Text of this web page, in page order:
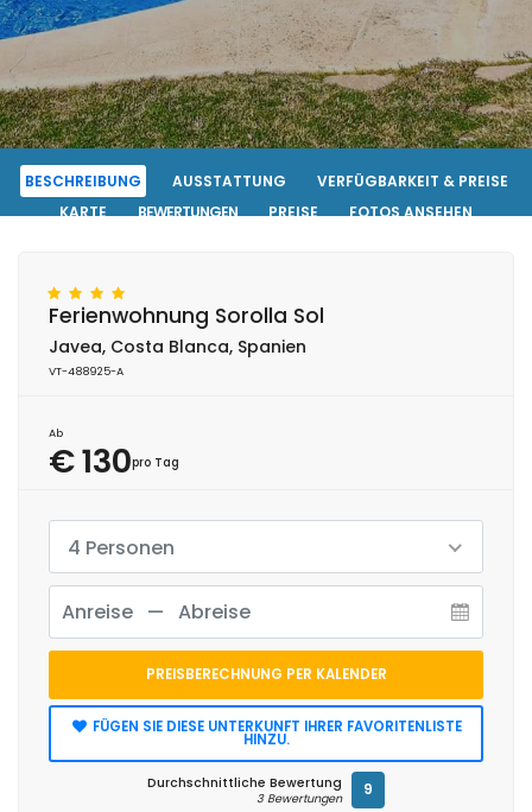
BESCHREIBUNG AUSSTATTUNG
VERFÜGBARKEIT & PREISE
KARTE
BEWERTUNGEN PREISE
FOTOS ANSEHEN
Ferienwohnung Sorolla Sol
Javea, Costa Blanca, Spanien
VT-488925-A
Ab
€ 130pro Tag
4 Personen
PREISBERECHNUNG PER KALENDER
FÜGEN SIE DIESE UNTERKUNFT IHRER FAVORITENLISTE
HINZU.
Durchschnittliche Bewertung
3 Bewertungen 9